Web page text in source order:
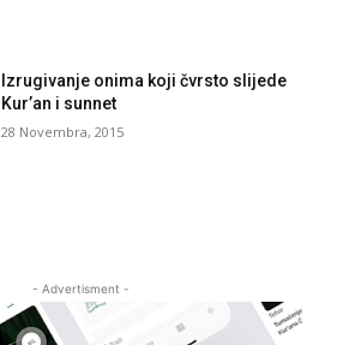
Izrugivanje onima koji čvrsto slijede
Kur’an i sunnet
28 Novembra, 2015
- Advertisment -